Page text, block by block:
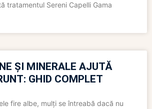
tratamentul Sereni Capelli Gama
ȘI MINERALE AJUTĂ
GHID COMPLET
fire albe, mulți se întreabă dacă nu